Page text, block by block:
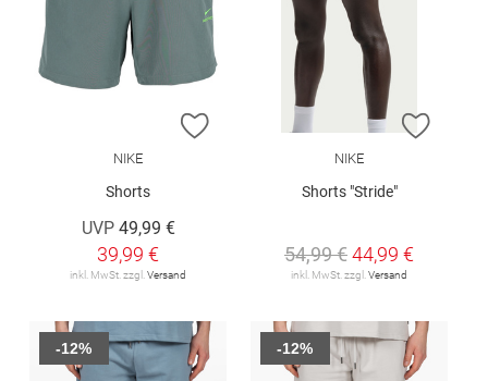
ZUR WUNSCHLISTE HINZUFÜGEN
NIKE
Shorts
UVP 49,99 €
39,99 €
inkl. MwSt. zzgl. Versand
ZUR
NIKE
Shorts "Stride"
54,99 €44,99 €
inkl. MwSt. zzgl. Versand
-12% -12%